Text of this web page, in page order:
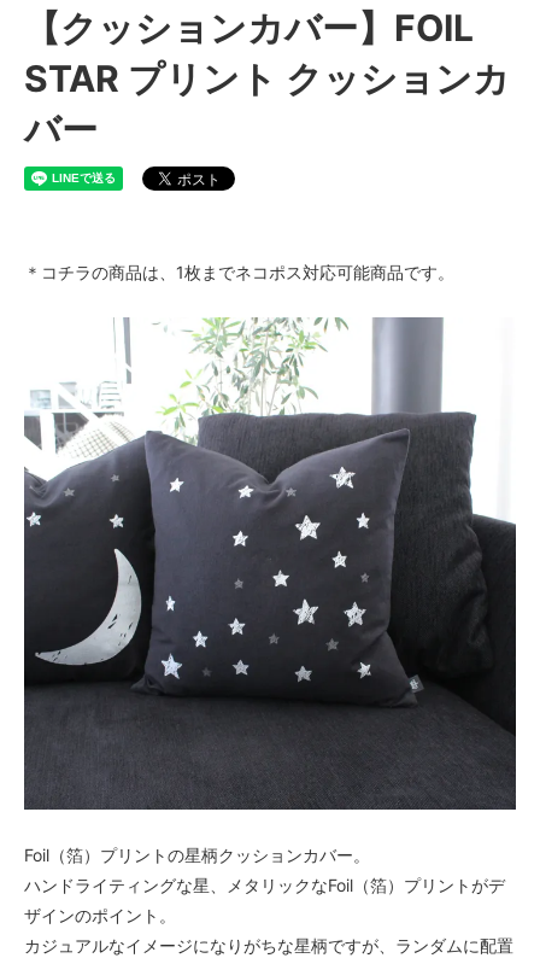
【クッションカバー】FOIL
STAR プリント クッションカ
バー
＊コチラの商品は、1枚までネコポス対応可能商品です。
Foil（箔）プリントの星柄クッションカバー。
ハンドライティングな星、メタリックなFoil（箔）プリントがデ
ザインのポイント。
カジュアルなイメージになりがちな星柄ですが、ランダムに配置